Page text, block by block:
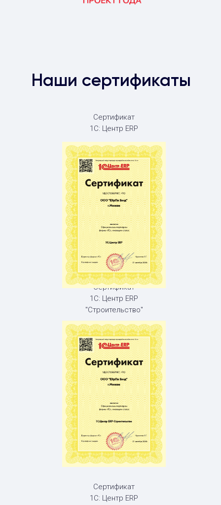
Наши сертификаты
Сертификат
1С: Центр ERP
Сертификат
1С: Центр ERP
Сертификат
1С: Центр ERP
"Строительство"